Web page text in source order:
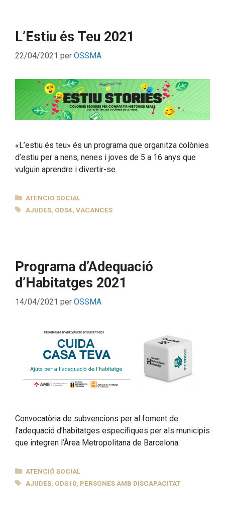
L’Estiu és Teu 2021
22/04/2021 per OSSMA
«L’estiu és teu» és un programa que organitza colònies
d’estiu per a nens, nenes i joves de 5 a 16 anys que
vulguin aprendre i divertir-se.
CATEGORIES
ATENCIÓ SOCIAL
ETIQUETES
AJUDES, ODS4,VACANCES
Programa d’Adequació
d’Habitatges 2021
14/04/2021 per OSSMA
Convocatòria de subvencions per al foment de
l’adequació d’habitatges específiques per als municipis
que integren l’Àrea Metropolitana de Barcelona.
CATEGORIES
ATENCIÓ SOCIAL
ETIQUETES
AJUDES, ODS10, PERSONES AMB DISCAPACITAT